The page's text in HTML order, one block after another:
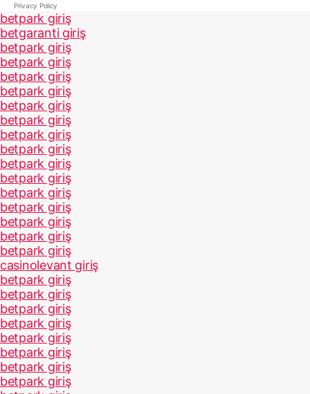
Privacy Policy
betpark giriş
betgaranti giriş
betpark giriş
betpark giriş
betpark giriş
betpark giriş
betpark giriş
betpark giriş
betpark giriş
betpark giriş
betpark giriş
betpark giriş
betpark giriş
betpark giriş
betpark giriş
betpark giriş
betpark giriş
casinolevant giriş
betpark giriş
betpark giriş
betpark giriş
betpark giriş
betpark giriş
betpark giriş
betpark giriş
betpark giriş